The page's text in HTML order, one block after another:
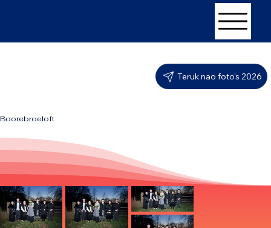
Boorebroeloft
Teruk nao foto's 2026